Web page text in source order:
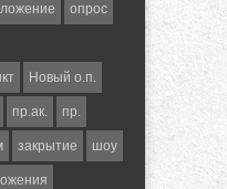
опрос
Новый о.п.
пр.ак. пр.
закрытие шоу